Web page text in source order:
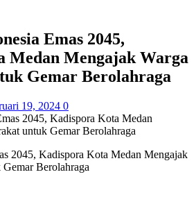
Emas 2045,
Medan Mengajak Warga
Gemar Berolahraga
19, 2024 0
2045, Kadispora Kota Medan Mengajak
Berolahraga